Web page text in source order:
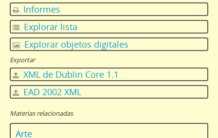
Informes
Explorar lista
Explorar objetos digitales
Exportar
XML de Dublin Core 1.1
EAD 2002 XML
Materias relacionadas
Arte